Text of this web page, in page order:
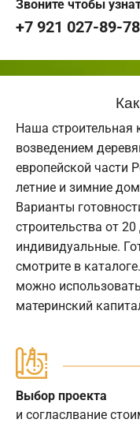
Звоните чтобы
+7 921 027-89-78
Наша строительная
возведением
европейской части
летние и зимние
Варианты
строительства от
индивидуальные.
смотрите в
можно
материнский
Выбор проекта
и согласлвание